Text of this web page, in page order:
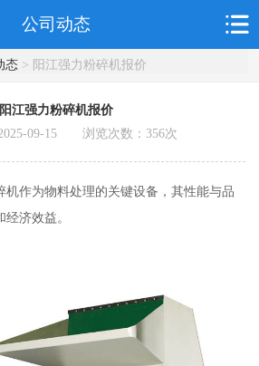
公司动态
态> 阳江强力粉碎机报价
阳江强力粉碎机报价
09-15 浏览次数：356次
机作为物料处理的关键设备，其性能与品
济效益。